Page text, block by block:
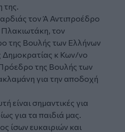
της.
τον Ά Αντιπροέδρο
τον
της Βουλής των Ελλήνων
Δημοκρατίας κ Κων/νο
της Βουλής των
για την αποδοχή
είναι σημαντικές για
για τα παιδιά μας.
ίσων ευκαιριών και